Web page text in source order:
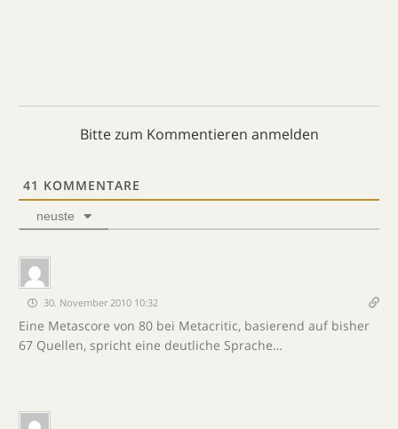
Bitte zum Kommentieren anmelden
41 KOMMENTARE
neuste
30. November 2010 10:32
Eine Metascore von 80 bei Metacritic, basierend auf bisher
67 Quellen, spricht eine deutliche Sprache…